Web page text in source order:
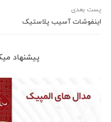
پست بعدی
اینفوشات آسیب پلاستیک
پیشنهاد می‎کنیم ببینید